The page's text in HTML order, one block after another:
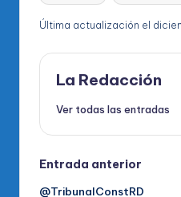
Última actualización el
La Redacción
Ver todas las entradas
Navegación
Entrada anterior
@TribunalConstRD